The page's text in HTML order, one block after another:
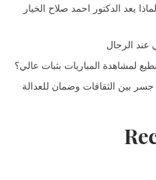
يعد الدكتور احمد صلاح الخيار
الرجال
بين الثقافات وضمان للعدالة